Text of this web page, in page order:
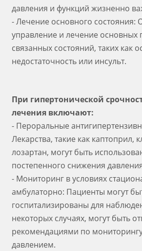
давления и функций жизненно
- Лечение основного состояния:
управление и лечение основных
связанных состояний, таких как
недостаточность или инсульт.
При гипертонической
лечения включают:
- Пероральные
Лекарства, такие как каптоприл,
лозартан, могут быть
постепенного снижения
- Мониторинг в условиях
амбулаторно: Пациенты могут
госпитализированы для
некоторых случаях, могут быть
рекомендациями по
давлением.